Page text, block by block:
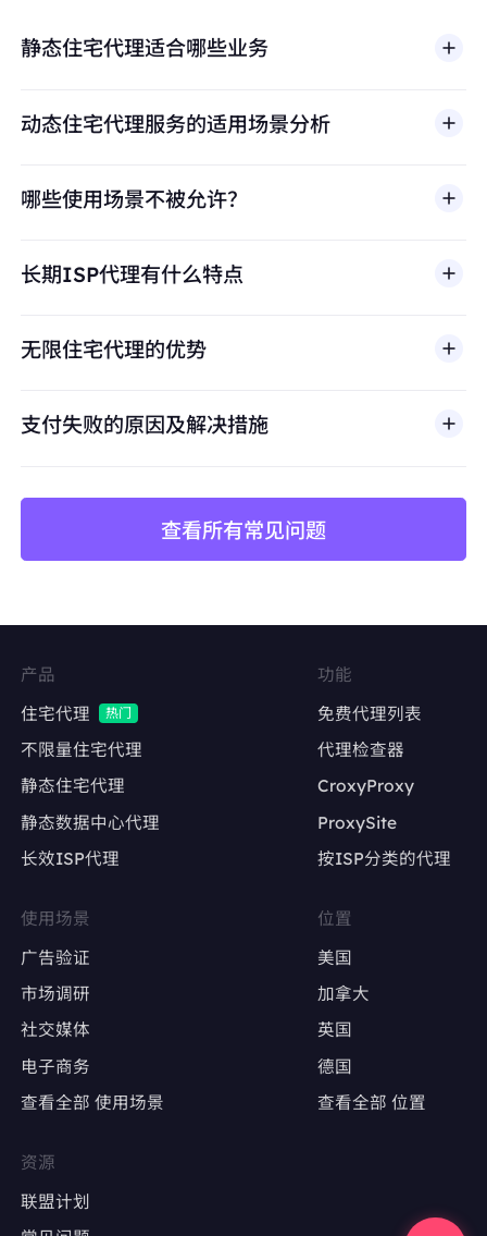
静态住宅代理适合哪些业务
亚马逊、eBay、Shopify等平台的多账号运营，
保持每个店铺独立的IP身份，防止平台风控检测
长期稳定抓取竞品价格、库存、评论数据
矩阵账号运营
多账号管理
维持账号稳定的登录IP，降低异常登录风险
内容发布与互动
自动化发帖、点赞、评论，模拟真实用户行为
避免因IP变动导致账号被限流或封禁
Google Ads、Facebook Ads等广告平台的多
账户操作
确保每个广告账户使用固定IP，避免因IP变动触
发审核
广告效果测试
精准定位特定地区，测试广告投放效果
动态住宅代理服务的适用场景分析
哪些使用场景不被允许？
滥用、未经授权访问、绕过安全机制，或违反适用法律
业场景，包括公开网页数据访问、
、价格监
长期ISP代理有什么特点
无限住宅代理的优势
支付失败的原因及解决措施
查看所有常见问题
产品
住宅代理
热门
不限量住宅代理
静态住宅代理
静态数据中心代理
长效ISP代理
功能
免费代理列表
代理检查器
CroxyProxy
ProxySite
按ISP分类的代理
使用场景
广告验证
市场调研
社交媒体
电子商务
查看全部 使用场景
位置
美国
加拿大
英国
德国
查看全部 位置
资源
联盟计划